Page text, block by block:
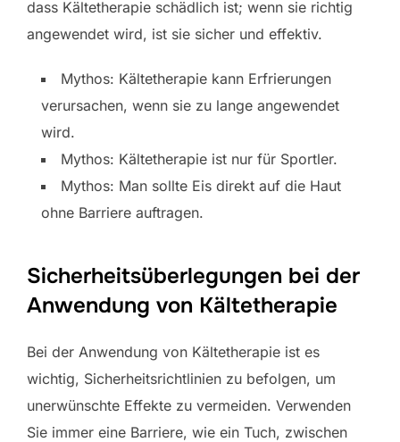
dass Kältetherapie schädlich ist; wenn sie richtig
angewendet wird, ist sie sicher und effektiv.
Mythos: Kältetherapie kann Erfrierungen
verursachen, wenn sie zu lange angewendet
wird.
Mythos: Kältetherapie ist nur für Sportler.
Mythos: Man sollte Eis direkt auf die Haut
ohne Barriere auftragen.
Sicherheitsüberlegungen bei der
Anwendung von Kältetherapie
Bei der Anwendung von Kältetherapie ist es
wichtig, Sicherheitsrichtlinien zu befolgen, um
unerwünschte Effekte zu vermeiden. Verwenden
Sie immer eine Barriere, wie ein Tuch, zwischen